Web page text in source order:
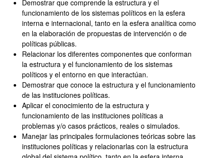
Demostrar que comprende la estructura y el
funcionamiento de los sistemas políticos en la esfera
interna e internacional, tanto en la esfera analítica como
en la elaboración de propuestas de intervención o de
políticas públicas.
Relacionar los diferentes componentes que conforman
la estructura y el funcionamiento de los sistemas
políticos y el entorno en que interactúan.
Demostrar que conoce la estructura y el funcionamiento
de las instituciones políticas.
Aplicar el conocimiento de la estructura y
funcionamiento de las instituciones políticas a
problemas y/o casos prácticos, reales o simulados.
Manejar las principales formulaciones teóricas sobre las
instituciones políticas y relacionarlas con la estructura